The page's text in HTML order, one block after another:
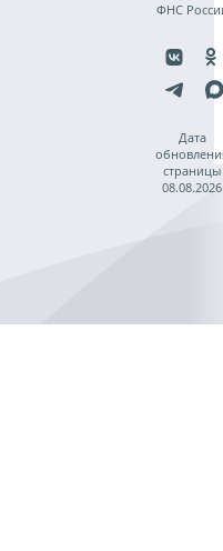
ФНС
Дата
страницы
08.08.2026